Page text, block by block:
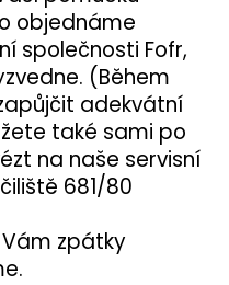
objednáme
společnosti Fofr,
(Během
adekvátní
také sami po
na naše servisní
681/80
zpátky